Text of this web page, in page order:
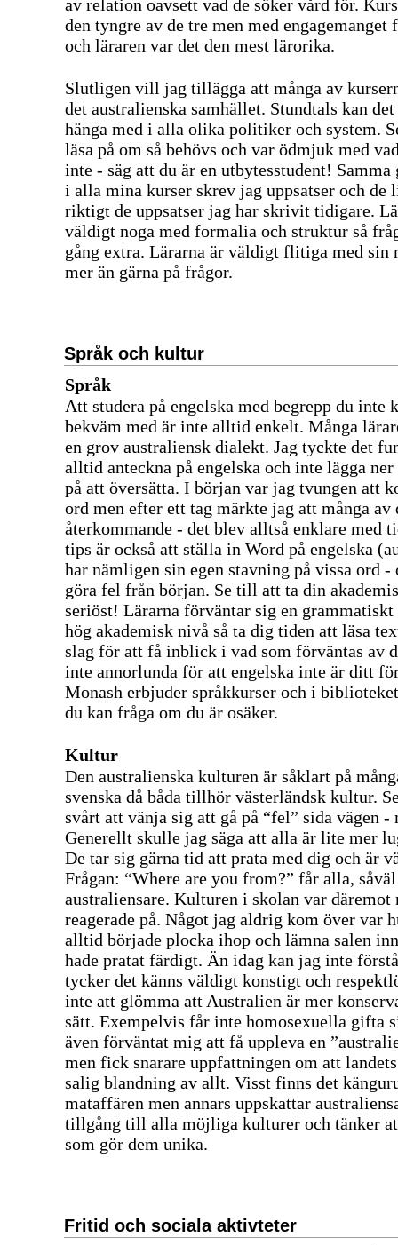
av relation oavsett vad de söker vård för.
den tyngre av de tre men med engagemanget
och läraren var det den mest lärorika.
Slutligen vill jag tillägga att många av
det australienska samhället. Stundtals kan
hänga med i alla olika politiker och system.
läsa på om så behövs och var ödmjuk med
inte - säg att du är en utbytesstudent!
i alla mina kurser skrev jag uppsatser och de
riktigt de uppsatser jag har skrivit tidigare.
väldigt noga med formalia och struktur så
gång extra. Lärarna är väldigt flitiga med sin
mer än gärna på frågor.
Språk och kultur
Språk
Att studera på engelska med begrepp du inte
bekväm med är inte alltid enkelt. Många
en grov australiensk dialekt. Jag tyckte det
alltid anteckna på engelska och inte lägga
på att översätta. I början var jag tvungen att
ord men efter ett tag märkte jag att många av
återkommande - det blev alltså enklare med
tips är också att ställa in Word på engelska
har nämligen sin egen stavning på vissa ord -
göra fel från början. Se till att ta din
seriöst! Lärarna förväntar sig en
hög akademisk nivå så ta dig tiden att läsa
slag för att få inblick i vad som förväntas av
inte annorlunda för att engelska inte är ditt
Monash erbjuder språkkurser och i
du kan fråga om du är osäker.
Kultur
Den australienska kulturen är såklart på
svenska då båda tillhör västerländsk kultur.
svårt att vänja sig att gå på “fel” sida vägen -
Generellt skulle jag säga att alla är lite mer
De tar sig gärna tid att prata med dig och är
Frågan: “Where are you from?” får alla,
australiensare. Kulturen i skolan var däremot
reagerade på. Något jag aldrig kom över var
alltid började plocka ihop och lämna salen
hade pratat färdigt. Än idag kan jag inte
tycker det känns väldigt konstigt och
inte att glömma att Australien är mer
sätt. Exempelvis får inte homosexuella gifta
även förväntat mig att få uppleva en
men fick snarare uppfattningen om att
salig blandning av allt. Visst finns det
mataffären men annars uppskattar
tillgång till alla möjliga kulturer och tänker
som gör dem unika.
Fritid och sociala aktivteter